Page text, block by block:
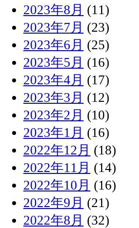
2023年8月 (11)
2023年7月 (23)
2023年6月 (25)
2023年5月 (16)
2023年4月 (17)
2023年3月 (12)
2023年2月 (10)
2023年1月 (16)
2022年12月 (18)
2022年11月 (14)
2022年10月 (16)
2022年9月 (21)
2022年8月 (32)